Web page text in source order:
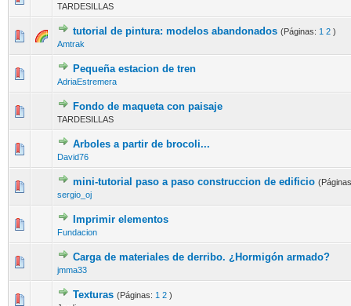
TARDESILLAS
tutorial de pintura: modelos abandonados (Páginas: 1 2 )
Amtrak
Pequeña estacion de tren
AdriaEstremera
Fondo de maqueta con paisaje
TARDESILLAS
Arboles a partir de brocoli...
David76
mini-tutorial paso a paso construccion de edificio
sergio_oj
Imprimir elementos
Fundacion
Carga de materiales de derribo. ¿Hormigón armado?
jmma33
Texturas (Páginas: 1 2 )